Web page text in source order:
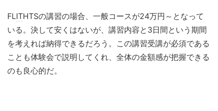
FLITHTSの講習の場合、一般コースが24万円～となって
いる。決して安くはないが、講習内容と3日間という期間
を考えれば納得できるだろう。この講習受講が必須である
ことも体験会で説明してくれ、全体の金額感が把握できる
のも良心的だ。